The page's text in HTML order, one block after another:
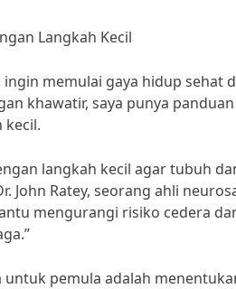
Langkah Kecil
memulai gaya hidup sehat
khawatir, saya punya
kecil.
langkah kecil agar tubuh
John Ratey, seorang ahli
mengurangi risiko cedera
pemula adalah